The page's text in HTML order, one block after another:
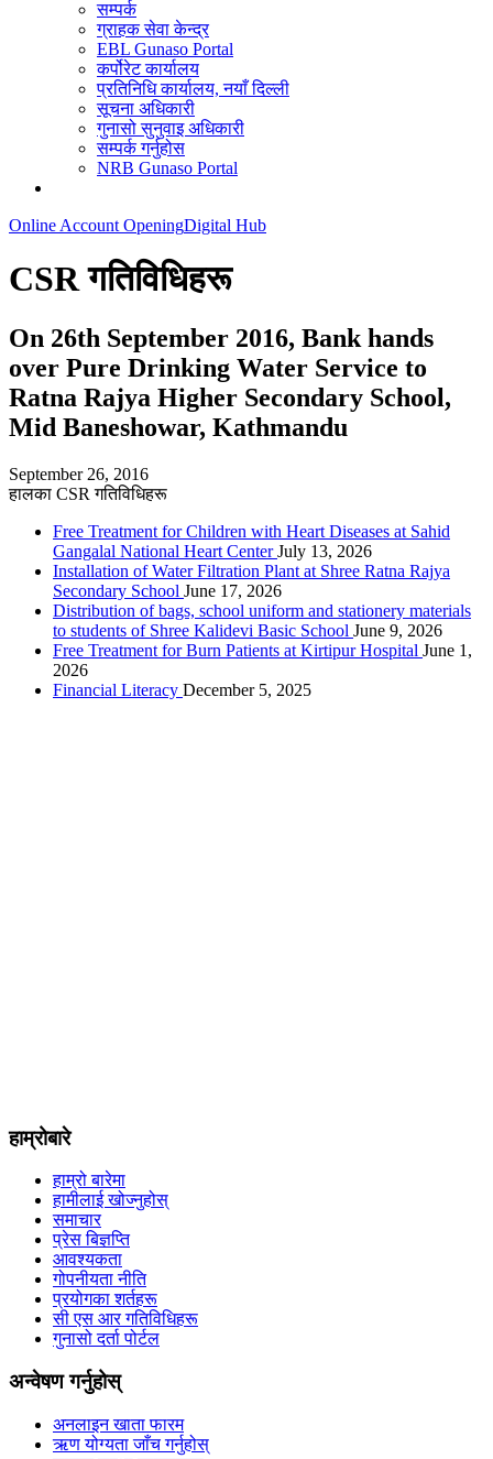
सम्पर्क
ग्राहक सेवा केन्द्र
EBL Gunaso Portal
कर्पोरेट कार्यालय
प्रतिनिधि कार्यालय, नयाँ दिल्ली
सूचना अधिकारी
गुनासो सुनुवाइ अधिकारी
सम्पर्क गर्नुहोस
NRB Gunaso Portal
Online Account OpeningDigital Hub
CSR गतिविधिहरू
On 26th September 2016, Bank hands
over Pure Drinking Water Service to
Ratna Rajya Higher Secondary School,
Mid Baneshowar, Kathmandu
September 26, 2016
हालका CSR गतिविधिहरू
Free Treatment for Children with Heart Diseases at Sahid
Gangalal National Heart CenterJuly 13, 2026
Installation of Water Filtration Plant at Shree Ratna Rajya
Secondary School June 17, 2026
Distribution of bags, school uniform and stationery materials
to students of Shree Kalidevi Basic School June 9, 2026
Free Treatment for Burn Patients at Kirtipur Hospital June 1,
2026
Financial Literacy December 5, 2025
हाम्रोबारे
हाम्रो बारेमा
हामीलाई खोज्नुहोस्
समाचार
प्रेस बिज्ञप्ति
आवश्यकता
गोपनीयता नीति
प्रयोगका शर्तहरू
सी एस आर गतिविधिहरू
गुनासो दर्ता पोर्टल
अन्वेषण गर्नुहोस्
अनलाइन खाता फारम
ऋण योग्यता जाँच गर्नुहोस्